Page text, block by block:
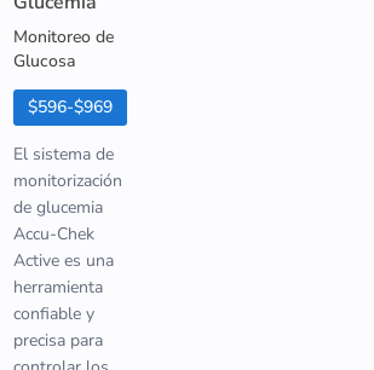
Monitoreo de
Glucosa
$596-$969
El sistema de
monitorización
de glucemia
Accu-Chek
Active es una
herramienta
confiable y
precisa para